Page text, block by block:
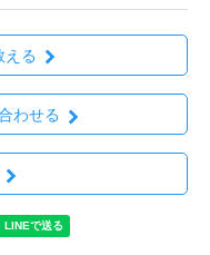
える
わせる